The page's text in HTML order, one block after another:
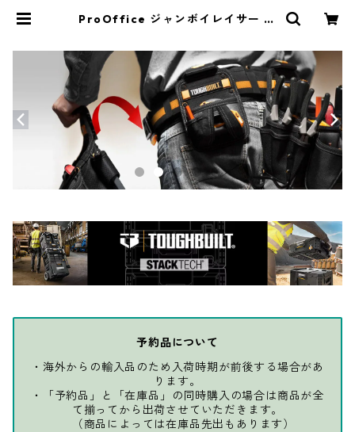
ProOffice ジャンボイレイサー 消
8 | THE DIY DEPOT
予約品について
・海外からの輸入品のため入荷時期が前後する場合があ
ります。
・「予約品」と「在庫品」の同時購入の場合は商品が全
て揃ってから出荷させていただきます。
（商品によっては在庫品先出もあります）